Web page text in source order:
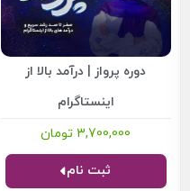
دوره پرواز | درآمد بالا از
اینستاگرام
3,700,000 تومان
ثبت نام